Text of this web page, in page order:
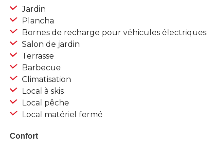
Jardin
Plancha
Bornes de recharge pour véhicules électriques
Salon de jardin
Terrasse
Barbecue
Climatisation
Local à skis
Local pêche
Local matériel fermé
Confort